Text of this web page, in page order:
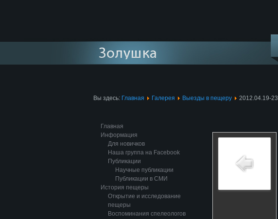
Вы здесь: Главная Галерея Выезды в пещеру 2012.04.19-23
Главная
Информация
Для новичков
Наша группа на Facebook
Публикации
Научные публикации
Публикации в СМИ
История пещеры
Открытие и исследование
пещеры
Воспоминания спелеологов